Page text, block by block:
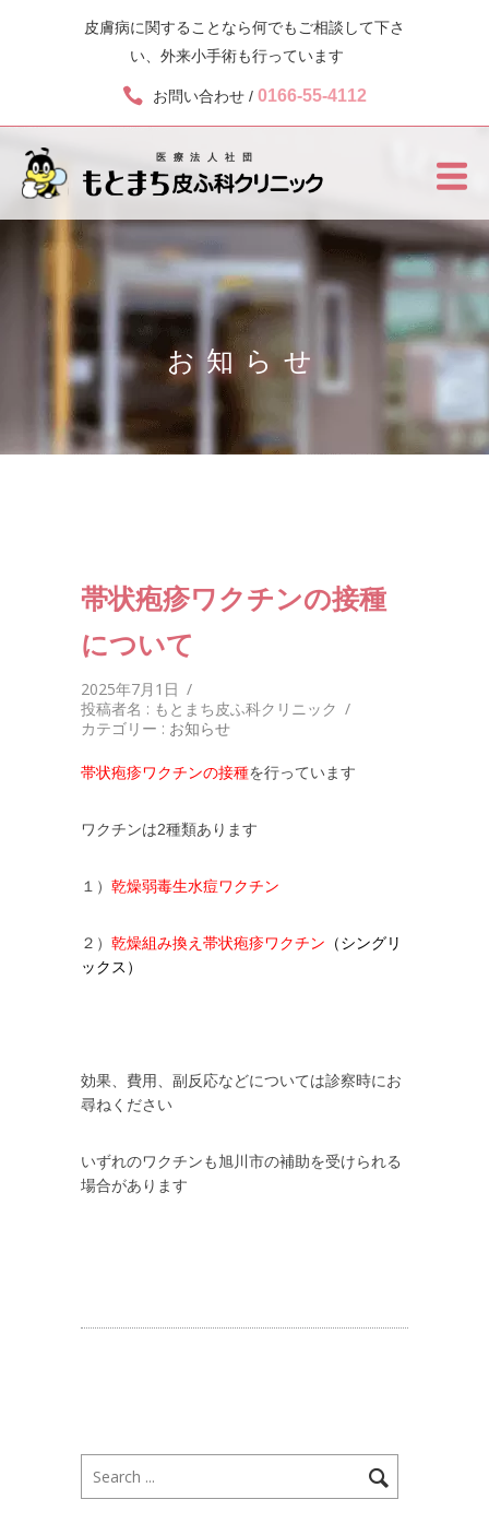
皮膚病に関することなら何でもご相談して下さ
い、外来小手術も行っています
お問い合わせ /0166-55-4112
お知らせ
帯状疱疹ワクチンの接種
について
2025年7月1日 /
投稿者名 : もとまち皮ふ科クリニック /
カテゴリー : お知らせ
帯状疱疹ワクチンの接種を行っています
ワクチンは2種類あります
１） 乾燥弱毒生水痘ワクチン
２） 乾燥組み換え帯状疱疹ワクチン （シングリ
ックス）
効果、費用、副反応などについては診察時にお
尋ねください
いずれのワクチンも旭川市の補助を受けられる
場合があります